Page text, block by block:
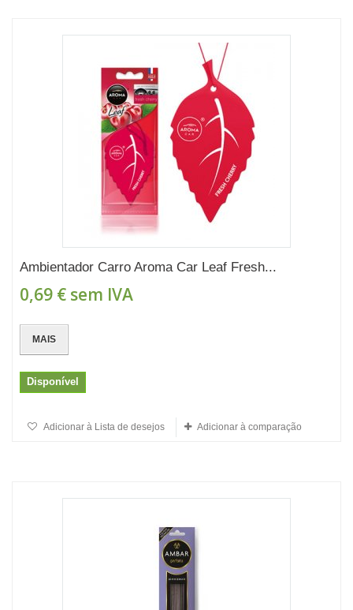
Ambientador Carro Aroma Car Leaf Fresh...
0,69 € sem IVA
MAIS
Disponível
Adicionar à Lista de desejos Adicionar à comparação